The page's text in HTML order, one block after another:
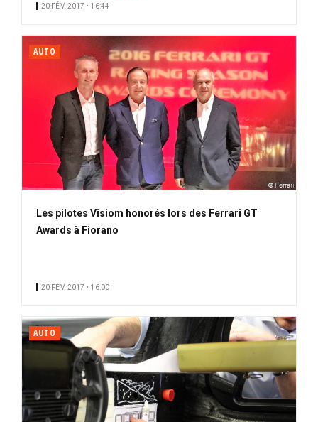
20 FÉV. 2017 • 16:44
AUTO
Les pilotes Visiom honorés lors des Ferrari GT
Awards à Fiorano
20 FÉV. 2017 • 16:00
AUTO